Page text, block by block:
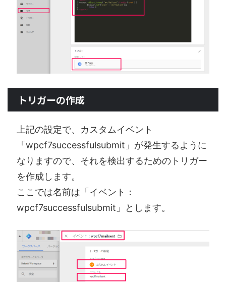
トリガーの作成
上記の設定で、カスタムイベント
「wpcf7successfulsubmit」が発生するように
なりますので、それを検出するためのトリガー
を作成します。
ここでは名前は「イベント：
wpcf7successfulsubmit」とします。